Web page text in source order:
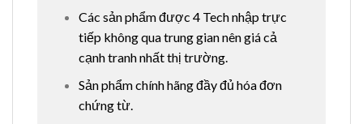
Các sản phẩm được 4 Tech nhập trực
tiếp không qua trung gian nên giá cả
cạnh tranh nhất thị trường.
Sản phẩm chính hãng đầy đủ hóa đơn
chứng từ.